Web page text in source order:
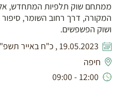
ממתחם שוק תלפיות המתחדש,
המקורה, דרך רחוב השומר, סיפור
ושוק הפשפשים.
19.05.2023 , כ"ח באייר תשפ"ג
חיפה
12:00 - 09:00